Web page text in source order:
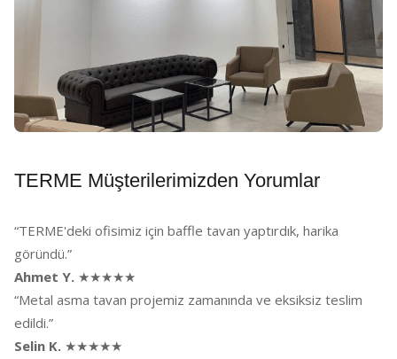
TERME Müşterilerimizden Yorumlar
“TERME'deki ofisimiz için baffle tavan yaptırdık, harika
göründü.”
Ahmet Y. ★★★★★
“Metal asma tavan projemiz zamanında ve eksiksiz teslim
edildi.”
Selin K. ★★★★★